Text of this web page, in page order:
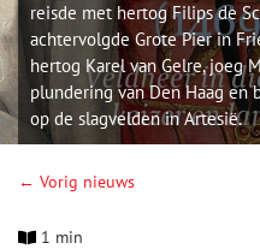
reisde met hertog Filips de
achtervolgde Grote Pier in
hertog Karel van Gelre, joeg
plundering van Den Haag en
op de slagvelden in Artesië.
← Vorig nieuws
1 min